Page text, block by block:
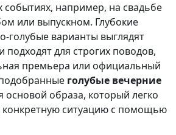
событиях, например, на свадьбе
или выпускном. Глубокие
голубые варианты выглядят
подходят для строгих поводов,
премьера или официальный
голубые вечерние
основой образа, который легко
конкретную ситуацию с помощью